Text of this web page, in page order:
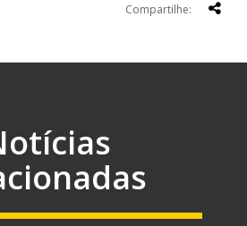
Compartilhe: